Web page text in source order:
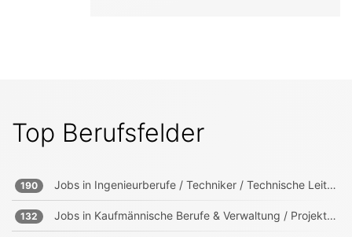
Top Berufsfelder
190 Jobs in Ingenieurberufe / Techniker / Technische Leitung, Projektleitung
132 Jobs in Kaufmännische Berufe & Verwaltung / Projektmanagement, Projektleitung